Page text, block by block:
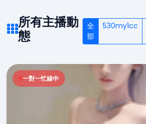
所有主播動
態
全
部
530my1cc
一對一忙線中